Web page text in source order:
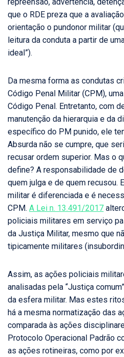
que o RDE preza que a
orientação o pundonor militar
leitura da conduta a partir de
ideal”).
Da mesma forma as condutas
Código Penal Militar (CPM),
Código Penal. Entretanto, com
manutenção da hierarquia e da
específico do PM punido, ele
Absurda não se cumpre, que
recusar ordem superior. Mas o
define? A responsabilidade de
quem julga e de quem recusou.
militar é diferenciada e é
CPM. A Lei n. 13.491/2017
policiais militares em serviço
da Justiça Militar, mesmo que
tipicamente militares
Assim, as ações policiais
analisadas pela “Justiça
da esfera militar. Mas estes
há a mesma normatização das
comparada às ações
Protocolo Operacional Padrão
as ações rotineiras, como por